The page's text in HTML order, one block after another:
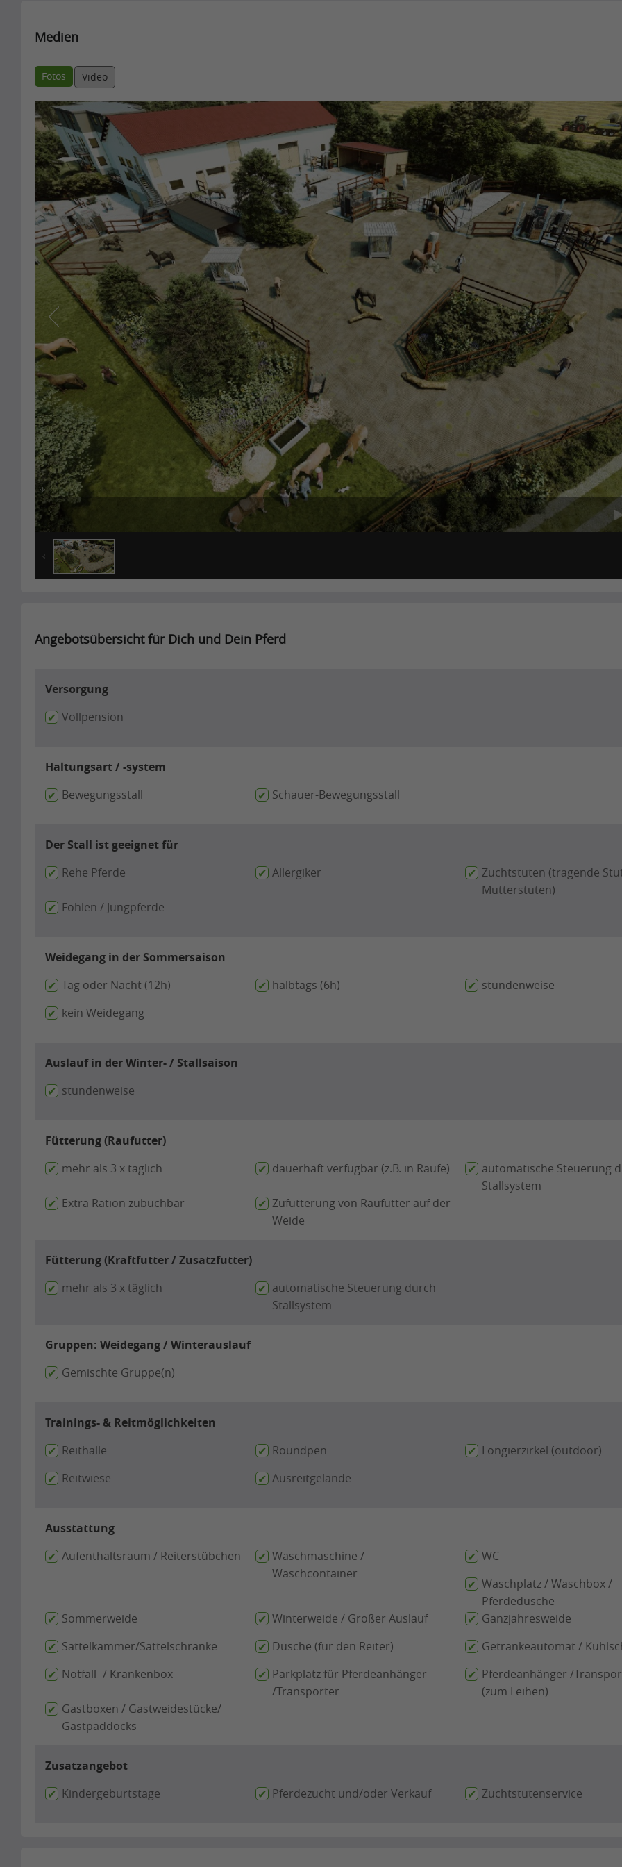
Medien
Fotos Video
Angebotsübersicht für Dich und Dein Pferd
Versorgung
Vollpension
Haltungsart / -system
Bewegungsstall
Schauer-Bewegungsstall
Der Stall ist geeignet für
Rehe Pferde
Allergiker
Zuchtstuten (tragende
Mutterstuten)
Fohlen / Jungpferde
Weidegang in der Sommersaison
Tag oder Nacht (12h)
halbtags (6h)
stundenweise
kein Weidegang
Auslauf in der Winter- / Stallsaison
stundenweise
Fütterung (Raufutter)
mehr als 3 x täglich
dauerhaft verfügbar (z.B. in Raufe)
automatische Steuerung
Stallsystem
Extra Ration zubuchbar
Zufütterung von Raufutter auf der
Weide
Fütterung (Kraftfutter / Zusatzfutter)
mehr als 3 x täglich
automatische Steuerung durch
Stallsystem
Gruppen: Weidegang / Winterauslauf
Gemischte Gruppe(n)
Trainings- & Reitmöglichkeiten
Reithalle
Roundpen
Longierzirkel (outdoor)
Reitwiese
Ausreitgelände
Ausstattung
Aufenthaltsraum / Reiterstübchen
Waschmaschine /
Waschcontainer
WC
Waschplatz / Waschbox /
Pferdedusche
Sommerweide
Winterweide / Großer Auslauf
Ganzjahresweide
Sattelkammer/Sattelschränke
Dusche (für den Reiter)
Getränkeautomat /
Notfall- / Krankenbox
Parkplatz für Pferdeanhänger
/Transporter
Pferdeanhänger /
(zum Leihen)
Gastboxen / Gastweidestücke/
Gastpaddocks
Zusatzangebot
Kindergeburtstage
Pferdezucht und/oder Verkauf Zuchtstutenservice